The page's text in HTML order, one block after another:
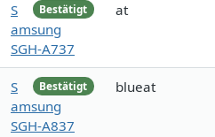
Bestätigt
S
amsung
SGH-A737
at
Bestätigt
S
amsung
SGH-A837
blueat